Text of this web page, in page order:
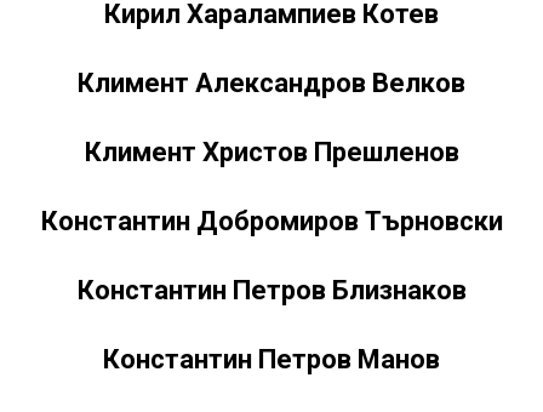
Кирил Харалампиев Котев
Климент Александров Велков
Климент Христов Прешленов
Константин Добромиров Търновски
Константин Петров Близнаков
Константин Петров Манов